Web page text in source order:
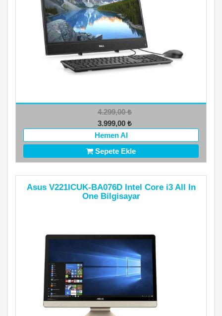
4.299,00₺
3.999,00 ₺
Hemen Al
Sepete Ekle
Asus V221ICUK-BA076D Intel Core i3 All In
One Bilgisayar